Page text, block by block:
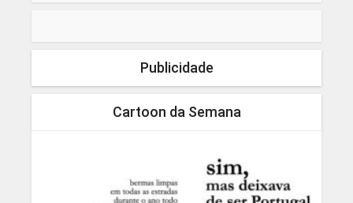
Publicidade
Cartoon da Semana